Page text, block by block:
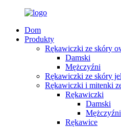
Dom
Produkty
Rękawiczki ze skóry
Damski
Mężczyźni
Rękawiczki ze skóry
Rękawiczki i mitenki
Rękawiczki
Damski
Mężczyźni
Rękawice